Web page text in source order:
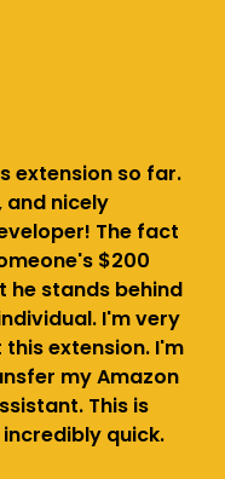
extension so far.
and nicely
The fact
$200
he stands behind
I'm very
extension. I'm
my Amazon
This is
quick.